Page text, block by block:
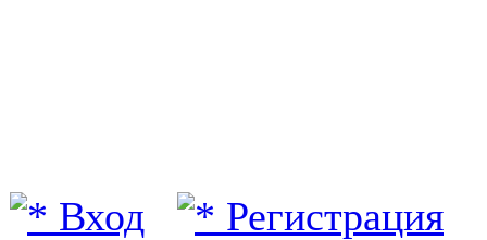
Вход Регистрация